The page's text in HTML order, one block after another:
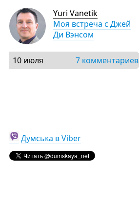
Yuri Vanetik
Моя встреча с Джей
Ди Вэнсом
10 июля 7 комментариев
Думська в Viber